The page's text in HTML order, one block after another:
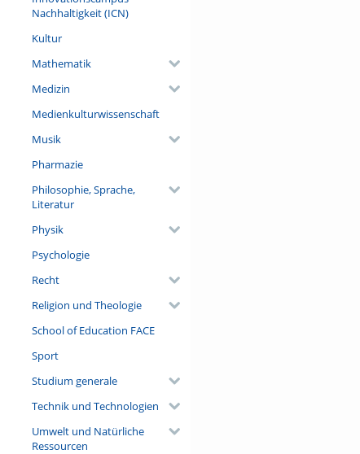
Nachhaltigkeit (ICN)
Kultur
Mathematik
Medizin
Medienkulturwissenschaft
Musik
Pharmazie
Philosophie, Sprache,
Literatur
Physik
Psychologie
Recht
Religion und Theologie
School of Education FACE
Sport
Studium generale
Technik und Technologien
Umwelt und Natürliche
Ressourcen